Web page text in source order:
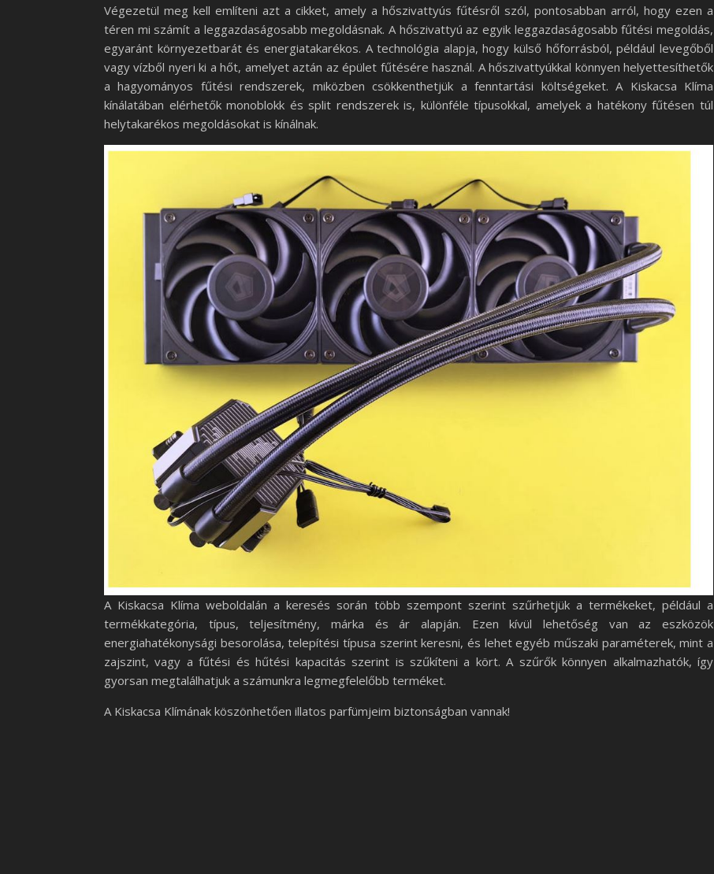
Végezetül meg kell említeni azt a cikket, amely a hőszivattyús fűtésről szól, pontosabban arról, hogy ezen a
téren mi számít a leggazdaságosabb megoldásnak. A hőszivattyú az egyik leggazdaságosabb fűtési megoldás,
egyaránt környezetbarát és energiatakarékos. A technológia alapja, hogy külső hőforrásból, például levegőből
vagy vízből nyeri ki a hőt, amelyet aztán az épület fűtésére használ. A hőszivattyúkkal könnyen helyettesíthetők
a hagyományos fűtési rendszerek, miközben csökkenthetjük a fenntartási költségeket. A Kiskacsa Klíma
kínálatában elérhetők monoblokk és split rendszerek is, különféle típusokkal, amelyek a hatékony fűtésen túl
helytakarékos megoldásokat is kínálnak.
A Kiskacsa Klíma weboldalán a keresés során több szempont szerint szűrhetjük a termékeket, például a
termékkategória, típus, teljesítmény, márka és ár alapján. Ezen kívül lehetőség van az eszközök
energiahatékonysági besorolása, telepítési típusa szerint keresni, és lehet egyéb műszaki paraméterek, mint a
zajszint, vagy a fűtési és hűtési kapacitás szerint is szűkíteni a kört. A szűrők könnyen alkalmazhatók, így
gyorsan megtalálhatjuk a számunkra legmegfelelőbb terméket.
A Kiskacsa Klímának köszönhetően illatos parfümjeim biztonságban vannak!